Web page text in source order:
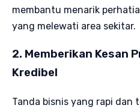
membantu menarik
yang melewati area sekitar.
2. Memberikan Kesan
Kredibel
Tanda bisnis yang rapi dan